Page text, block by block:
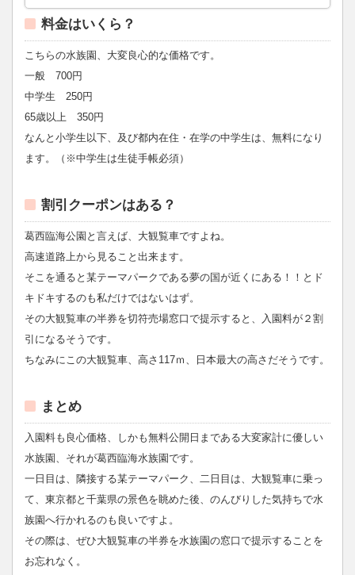
料金はいくら？
こちらの水族園、大変良心的な価格です。
一般 700円
中学生 250円
65歳以上 350円
なんと小学生以下、及び都内在住・在学の中学生は、無料になり
ます。（※中学生は生徒手帳必須）
割引クーポンはある？
葛西臨海公園と言えば、大観覧車ですよね。
高速道路上から見ること出来ます。
そこを通ると某テーマパークである夢の国が近くにある！！とド
キドキするのも私だけではないはず。
その大観覧車の半券を切符売場窓口で提示すると、入園料が２割
引になるそうです。
ちなみにこの大観覧車、高さ117ｍ、日本最大の高さだそうです。
まとめ
入園料も良心価格、しかも無料公開日まである大変家計に優しい
水族園、それが葛西臨海水族園です。
一日目は、隣接する某テーマパーク、二日目は、大観覧車に乗っ
て、東京都と千葉県の景色を眺めた後、のんびりした気持ちで水
族園へ行かれるのも良いですよ。
その際は、ぜひ大観覧車の半券を水族園の窓口で提示することを
お忘れなく。